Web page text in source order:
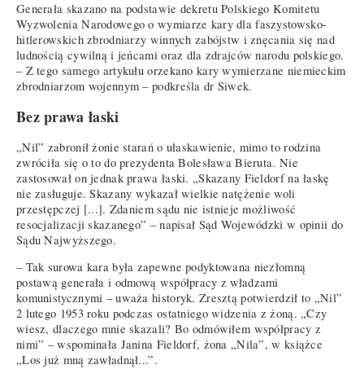
Generała skazano na podstawie dekretu Polskiego Komitetu
Wyzwolenia Narodowego o wymiarze kary dla faszystowsko-
hitlerowskich zbrodniarzy winnych zabójstw i znęcania się nad
ludnością cywilną i jeńcami oraz dla zdrajców narodu polskiego.
– Z tego samego artykułu orzekano kary wymierzane niemieckim
zbrodniarzom wojennym – podkreśla dr Siwek.
Bez prawa łaski
„Nil” zabronił żonie starań o ułaskawienie, mimo to rodzina
zwróciła się o to do prezydenta Bolesława Bieruta. Nie
zastosował on jednak prawa łaski. „Skazany Fieldorf na łaskę
nie zasługuje. Skazany wykazał wielkie natężenie woli
przestępczej [...]. Zdaniem sądu nie istnieje możliwość
resocjalizacji skazanego” – napisał Sąd Wojewódzki w opinii do
Sądu Najwyższego.
– Tak surowa kara była zapewne podyktowana niezłomną
postawą generała i odmową współpracy z władzami
komunistycznymi – uważa historyk. Zresztą potwierdził to „Nil”
2 lutego 1953 roku podczas ostatniego widzenia z żoną. „Czy
wiesz, dlaczego mnie skazali? Bo odmówiłem współpracy z
nimi” – wspominała Janina Fieldorf, żona „Nila”, w książce
„Los już mną zawładnął...”.